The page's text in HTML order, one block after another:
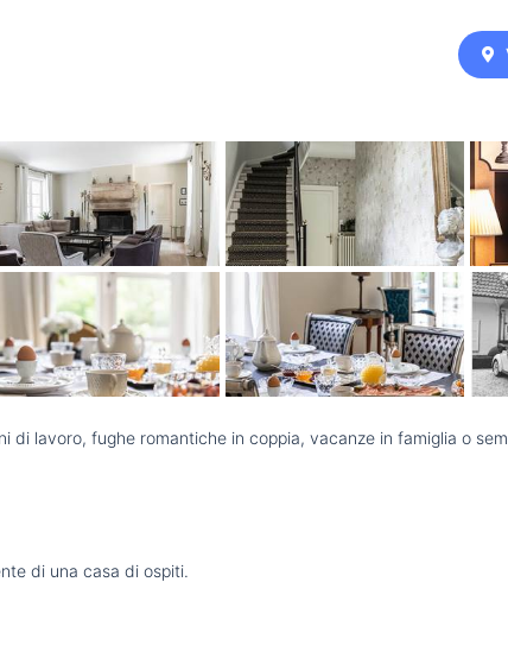
lavoro, fughe romantiche in coppia, vacanze in famiglia o
di una casa di ospiti.